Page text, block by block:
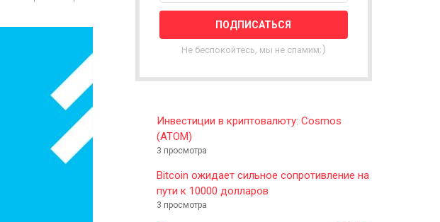
T
E
Не беспокойтесь, мы не спамим;)
Инвестиции в криптовалюту: Cosmos
(ATOM)
3 просмотра
Bitcoin ожидает сильное сопротивление на
пути к 10000 долларов
3 просмотра